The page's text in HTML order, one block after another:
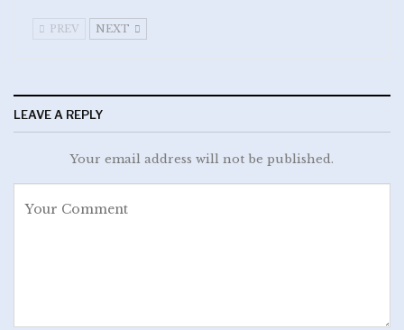
PREV NEXT
LEAVE A REPLY
Your email address will not be published.